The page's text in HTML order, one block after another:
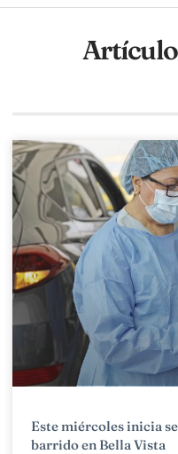
Este miércoles inicia
barrido en Bella Vista